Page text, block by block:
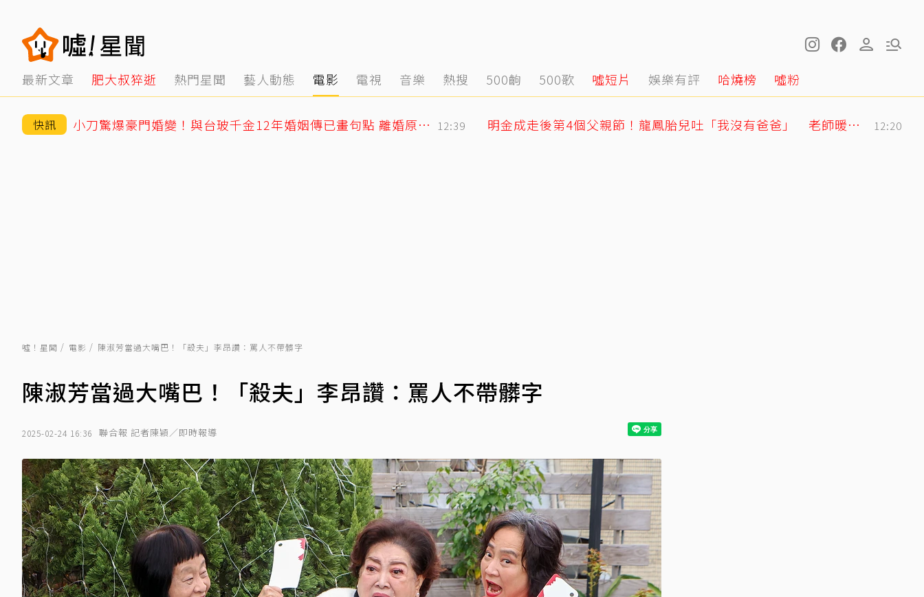
最新文章 肥大叔猝逝 熱門星聞 藝人動態 電影 電視 音樂 熱搜 500齣 500歌 噓短片 娛樂有評 哈燒榜 噓粉
快訊 小刀驚爆豪門婚變！與台玻千金12年婚姻傳已畫句點 離婚原因曝光 12:39 明金成走後第4個父親節！龍鳳胎兒吐「我沒有爸爸」 老師暖回一句話全網鼻酸 12:20
噓！星聞 電影 陳淑芳當過大嘴巴！「殺夫」李昂讚：罵人不帶髒字
陳淑芳當過大嘴巴！「殺夫」李昂讚：罵人不帶髒字
2025-02-24 16:36 聯合報 記者陳穎／即時報導